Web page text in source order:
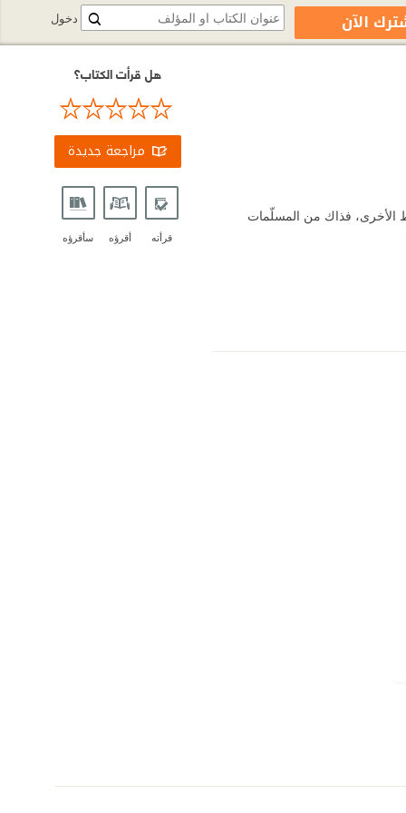
الأخرى، فذاك من المسلّمات
هل قرأت الكتاب؟
مراجعة جديدة
قرأته أقرؤه سأقرؤه
دخول الآن